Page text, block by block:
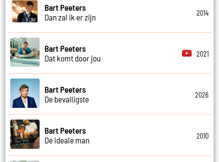
Bart Peeters
Dan zal ik er zijn
2014
Bart Peeters
Dat komt door jou
2021
Bart Peeters
De bevalligste
2026
Bart Peeters
De ideale man
2010